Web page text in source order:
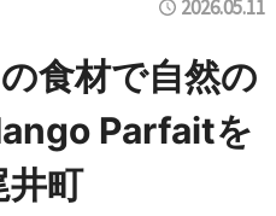
2026.05.11
食材で自然の
Parfaitを
井町